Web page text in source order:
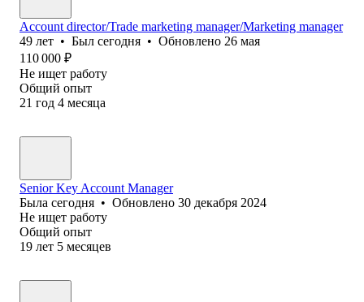
Account director/Trade marketing manager/Marketing manager
49 лет • Был сегодня • Обновлено 26 мая
110 000 ₽
Не ищет работу
Общий опыт
21 год 4 месяца
Senior Key Account Manager
Была сегодня • Обновлено 30 декабря 2024
Не ищет работу
Общий опыт
19 лет 5 месяцев